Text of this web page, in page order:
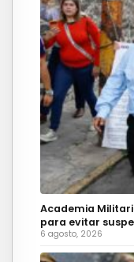
Academia
para evitar
6 agosto, 2026